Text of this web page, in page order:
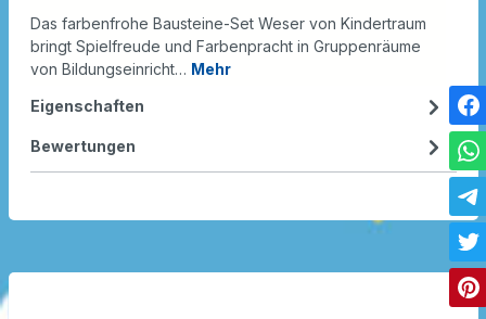
Das farbenfrohe Bausteine-Set Weser von Kindertraum
bringt Spielfreude und Farbenpracht in Gruppenräume
von Bildungseinricht… Mehr
Eigenschaften
Bewertungen